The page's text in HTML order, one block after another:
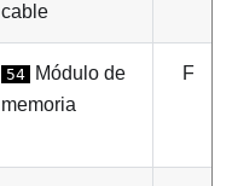
cable
54
Módulo de
memoria
F